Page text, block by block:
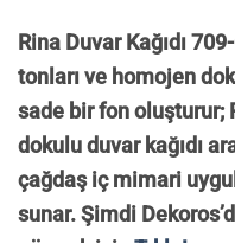
Rina Duvar Kağıdı
tonları ve homojen
sade bir fon oluşturur;
dokulu duvar kağıdı
çağdaş iç mimari
sunar. Şimdi